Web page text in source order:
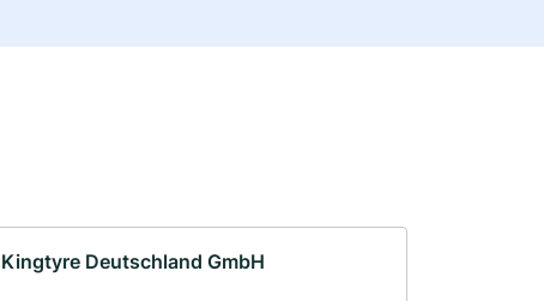
Kingtyre Deutschland GmbH